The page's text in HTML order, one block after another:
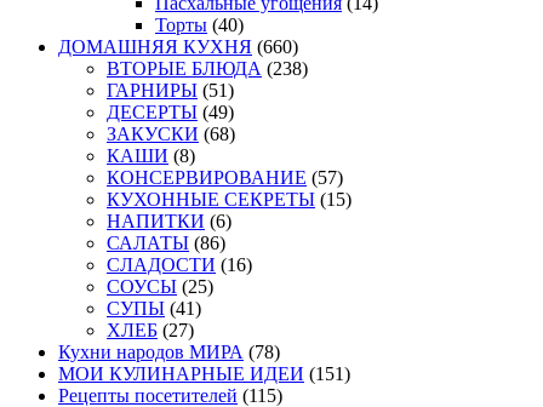
Торты (40)
ДОМАШНЯЯ КУХНЯ (660)
ВТОРЫЕ БЛЮДА (238)
ГАРНИРЫ (51)
ДЕСЕРТЫ (49)
ЗАКУСКИ (68)
КАШИ (8)
КОНСЕРВИРОВАНИЕ (57)
КУХОННЫЕ СЕКРЕТЫ (15)
НАПИТКИ (6)
САЛАТЫ (86)
СЛАДОСТИ (16)
СОУСЫ (25)
СУПЫ (41)
ХЛЕБ (27)
Кухни народов МИРА (78)
МОИ КУЛИНАРНЫЕ ИДЕИ (151)
Рецепты посетителей (115)